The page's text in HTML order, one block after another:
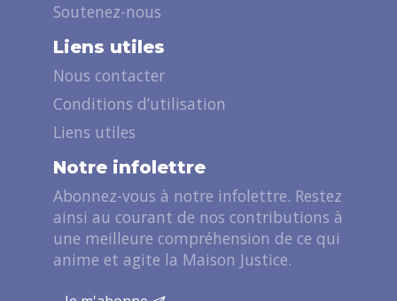
Soutenez-nous
Liens utiles
Nous contacter
Conditions d’utilisation
Liens utiles
Notre infolettre
Abonnez-vous à notre infolettre. Restez
ainsi au courant de nos contributions à
une meilleure compréhension de ce qui
anime et agite la Maison Justice.